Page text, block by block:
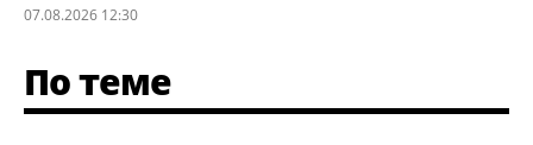
07.08.2026 12:30
По теме